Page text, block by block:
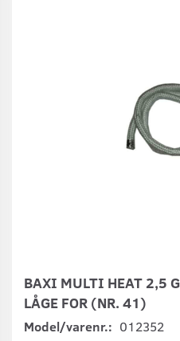
BAXI MULTI HEAT 2,5
LÅGE FOR (NR. 41)
Model/varenr.: 012352